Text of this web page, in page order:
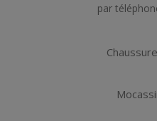
par